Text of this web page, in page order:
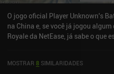
O jogo oficial Player Unknown's
na China e, se você já jogou
Royale da NetEase, já sabe o que
jogadores.Gostei muito de jogar,
MOSTRAR 8 SIMILARIDADES